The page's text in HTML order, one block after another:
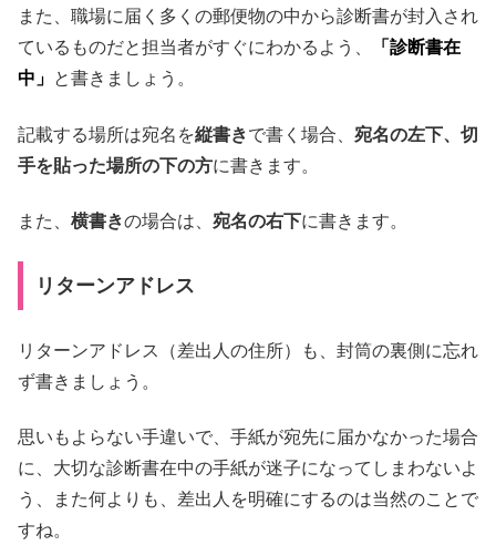
また、職場に届く多くの郵便物の中から診断書が封入され
ているものだと担当者がすぐにわかるよう、
「診断書在
中」 と書きましょう。
記載する場所は宛名を縦書きで書く場合、 宛名の左下、切
手を貼った場所の下の方に書きます。
また、 横書きの場合は、 宛名の右下に書きます。
リターンアドレス
リターンアドレス（差出人の住所）も、封筒の裏側に忘れ
ず書きましょう。
思いもよらない手違いで、手紙が宛先に届かなかった場合
に、大切な診断書在中の手紙が迷子になってしまわないよ
う、また何よりも、差出人を明確にするのは当然のことで
すね。